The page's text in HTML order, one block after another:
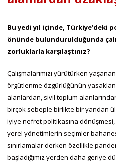
Bu yedi yıl içinde, Türkiye’deki
önünde bulundurulduğunda
zorluklarla karşılaştınız?
Çalışmalarımızı yürütürken
örgütlenme özgürlüğünün
alanlardan, sivil toplum
birçok sebeple birlikte bir yandan
iyiye nefret politikasına dönüşmesi,
yerel yönetimlerin seçimler
sınırlamalar derken özellikle
başladığımız yerden daha geriye